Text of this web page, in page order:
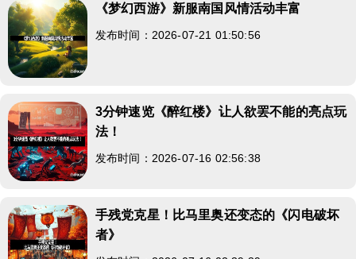
《梦幻西游》新服南国风情活动丰富
发布时间：2026-07-21 01:50:56
3分钟速览《醉红楼》让人欲罢不能的亮点玩
法！
发布时间：2026-07-16 02:56:38
手残党克星！比马里奥还变态的《闪电破坏
者》